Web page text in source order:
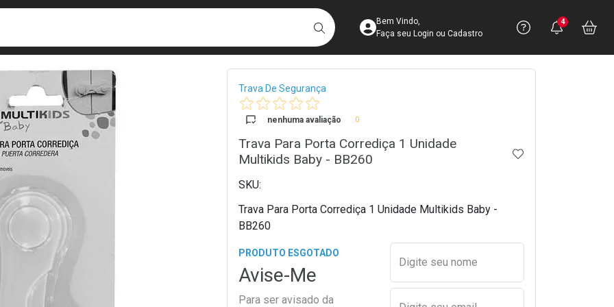
BUSCARAcesse sua Conta
Bem Vindo,
Faça seu Login ou Cadastro
Precisa
Ver Recursos
Você
4
Breadcrumb
Trava De Segurança
nenhuma avaliação 0
Trava Para Porta Corrediça 1 Unidade
Multikids Baby - BB260
ADICIONAR AOS
Trava Para Porta Corrediça 1 Unidade Multikids Baby -
BB260
PRODUTO ESGOTADO
Avise-Me
Para ser avisado da
Preencher nome e email
Digite seu nome